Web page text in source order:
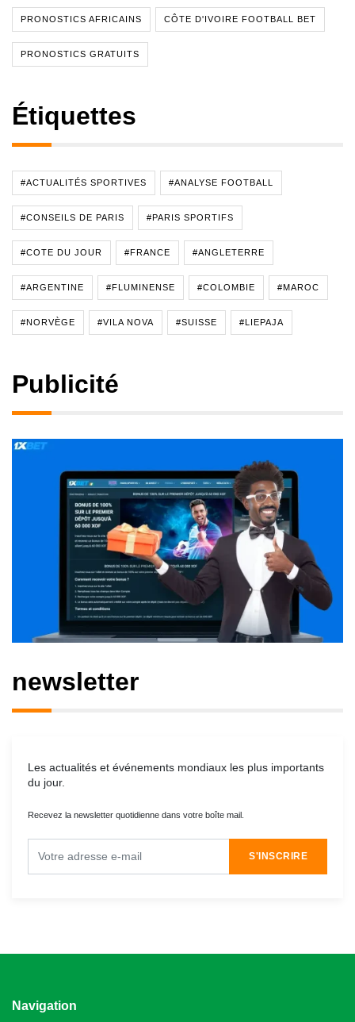
PRONOSTICS AFRICAINS CÔTE D'IVOIRE FOOTBALL BET
PRONOSTICS GRATUITS
Étiquettes
#ACTUALITÉS SPORTIVES #ANALYSE FOOTBALL
#CONSEILS DE PARIS #PARIS SPORTIFS
#COTE DU JOUR #FRANCE #ANGLETERRE
#ARGENTINE #FLUMINENSE #COLOMBIE #MAROC
#NORVÈGE #VILA NOVA #SUISSE #LIEPAJA
Publicité
newsletter
Les actualités et événements mondiaux les plus importants
du jour.
Recevez la newsletter quotidienne dans votre boîte mail.
S'INSCRIRE
Navigation